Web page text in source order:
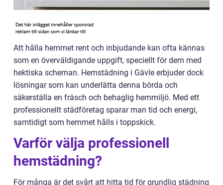
Att hålla hemmet rent och inbjudande kan ofta kännas
som en överväldigande uppgift, speciellt för dem med
hektiska scheman. Hemstädning i Gävle erbjuder dock
lösningar som kan underlätta denna börda och
säkerställa en fräsch och behaglig hemmiljö. Med ett
professionellt städföretag sparar man tid och energi,
samtidigt som hemmet hålls i toppskick.
Varför välja professionell
hemstädning?
För många är det svårt att hitta tid för grundlig städning